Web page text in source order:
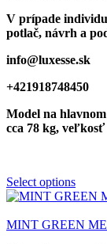
V prípade
potlač, návrh a
info@luxesse.sk
+421918748450
Model na
cca 78 kg, veľkosť
Select options
MINT GREEN